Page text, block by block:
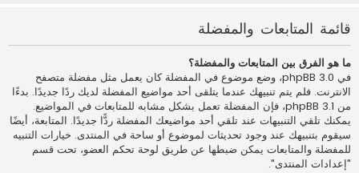
قائمة المتابعات والمفضلة
ما هو الفرق بين المتابعات والمفضلة؟
في phpBB 3.0، وضع موضوع في المفضلة كان يعمل مثل مفضلة متصفح
الانترنت. فلم يتم تنبيهك عندما يتلقى أحد مواضيع المفضلة لديك ردًا جديدًا. بدءًا
من phpBB 3.1، فإن المفضلة تعمل بشكل مشابه للمتابعات في المواضيع.
يمكنك تلقي التنبيهات عند تلقي أحد مواضيعك المفضلة ردًّا جديدًا. المتابعة، أيضًا
سيقوم بتنبيهك عند وجود تحديثات لموضوع أو ساحة في المنتدى. خيارات التنبيه
للمفضلة والمتابعات يمكن ضبطها عن طريق لوحة تحكم العضو، تحت قسم
"إعدادات المنتدى".